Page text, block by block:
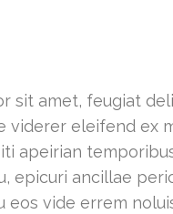
sit amet, feugiat
viderer eleifend ex
apeirian
epicuri ancillae
eos vide errem